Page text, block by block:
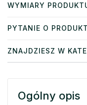
WYMIARY
PYTANIE O PRODUKT
ZNAJDZIESZ W
Ogólny opis